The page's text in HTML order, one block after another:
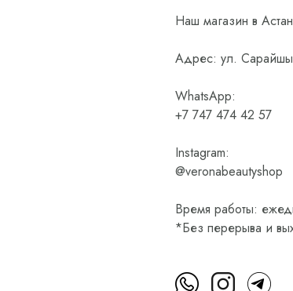
Наш магазин в
Адрес: ул.
WhatsApp:
+7 747 474 42 57
Instagram:
@veronabeautyshop
Время работы:
*Без перерыва и